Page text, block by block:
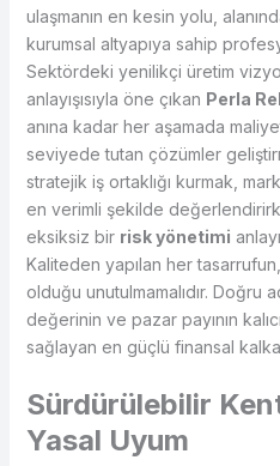
ulaşmanın en kesin yolu,
kurumsal altyapıya sahip
Sektördeki yenilikçi üretim
anlayışısıyla öne çıkan Perla
anına kadar her aşamada
seviyede tutan çözümler
stratejik iş ortaklığı kurmak,
en verimli şekilde
eksiksiz bir risk yönetimi
Kaliteden yapılan her
olduğu unutulmamalıdır. Doğru
değerinin ve pazar payının
sağlayan en güçlü finansal
Sürdürülebilir
Yasal Uyum